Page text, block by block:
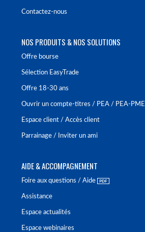
Contactez-nous
NOS PRODUITS & NOS SOLUTIONS
Offre bourse
Sélection EasyTrade
Offre 18-30 ans
Ouvrir un compte-titres / PEA / PEA-PME
Espace client / Accès client
Parrainage / Inviter un ami
AIDE & ACCOMPAGNEMENT
Foire aux questions / Aide
Assistance
Espace actualités
Espace webinaires